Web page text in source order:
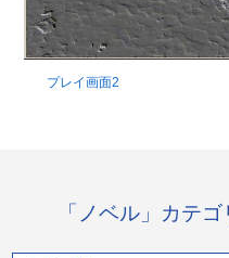
プレイ画面2
「ノベル」カテ